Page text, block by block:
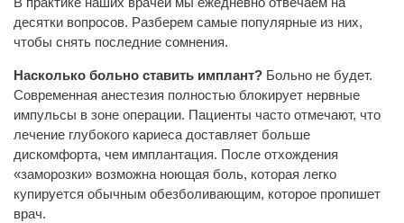
десятки вопросов. Разберем самые популярные из них,
чтобы снять последние сомнения.
Насколько больно ставить имплант? Больно не будет.
Современная анестезия полностью блокирует нервные
импульсы в зоне операции. Пациенты часто отмечают, что
лечение глубокого кариеса доставляет больше
дискомфорта, чем имплантация. После отхождения
«заморозки» возможна ноющая боль, которая легко
купируется обычным обезболивающим, которое пропишет
врач.